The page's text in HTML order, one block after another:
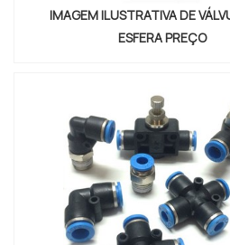
IMAGEM ILUSTRATIVA DE
ESFERA PREÇO